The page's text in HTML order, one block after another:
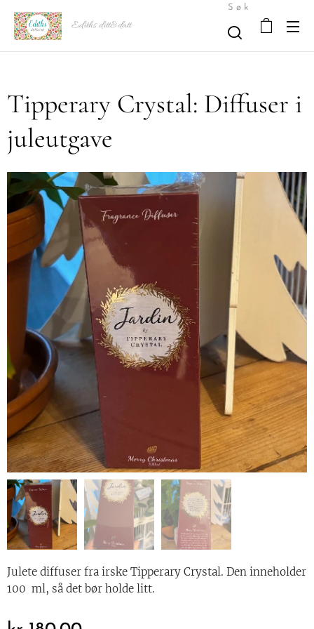
Ediths ditt&datt
Søk
Tipperary Crystal: Diffuser i
juleutgave
Julete diffuser fra irske Tipperary Crystal. Den inneholder
100 ml, så det bør holde litt.